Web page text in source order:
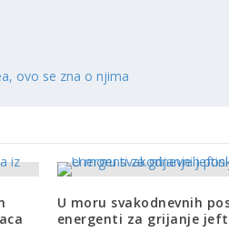
ovo se zna o njima
U moru svakodnevnih
energenti za grijanje